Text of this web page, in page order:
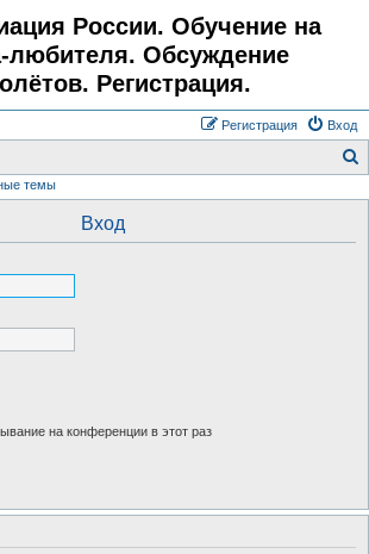
России. Обучение на
любителя. Обсуждение
Регистрация.
Вход
Регистрация
темы
Вход
на конференции в этот раз